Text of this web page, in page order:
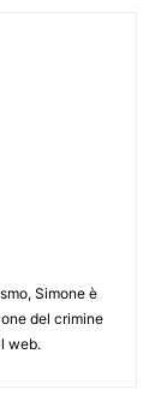
Simone è
del crimine
web.